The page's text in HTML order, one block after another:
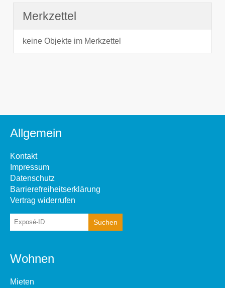
Merkzettel
keine Objekte im Merkzettel
Allgemein
Kontakt
Impressum
Datenschutz
Barrierefreiheitserklärung
Vertrag widerrufen
Wohnen
Mieten